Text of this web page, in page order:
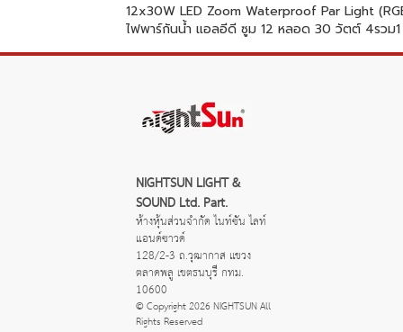
12x30W LED Zoom Waterproof Par Light
ไฟพาร์กันน้ำ แอลอีดี ซูม 12 หลอด 30 วัตต์ 4รวม1
NIGHTSUN LIGHT &
SOUND Ltd. Part.
ห้างหุ้นส่วนจำกัด ไนท์ซัน ไลท์
แอนด์ซาวด์
128/2-3 ถ.วุฒากาส แขวง
ตลาดพลู เขตธนบุรี กทม.
10600
© Copyright 2026 NIGHTSUN All
Rights Reserved